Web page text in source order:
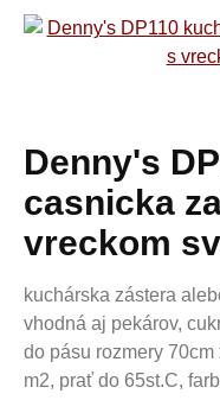
Denny's
casnicka
vreckom
kuchárska zástera
vhodná aj pekárov,
do pásu rozmery
m2, prať do 65st.C,